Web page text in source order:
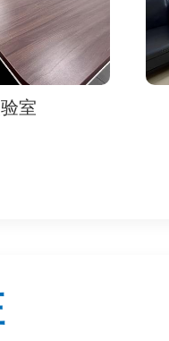
格商品，维护消费者合
假冒伪劣商品，维护平
益。